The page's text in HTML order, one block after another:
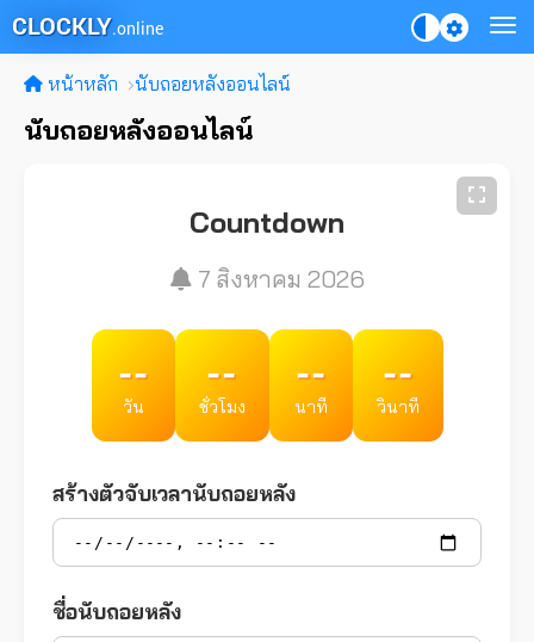
CLOCKLY.online
หน้าหลัก นับถอยหลังออนไลน์
นับถอยหลังออนไลน์
Countdown
7 สิงหาคม 2026
--
วัน
--
ชั่วโมง
--
นาที
--
วินาที
สร้างตัวจับเวลานับถอยหลัง
ชื่อนับถอยหลัง